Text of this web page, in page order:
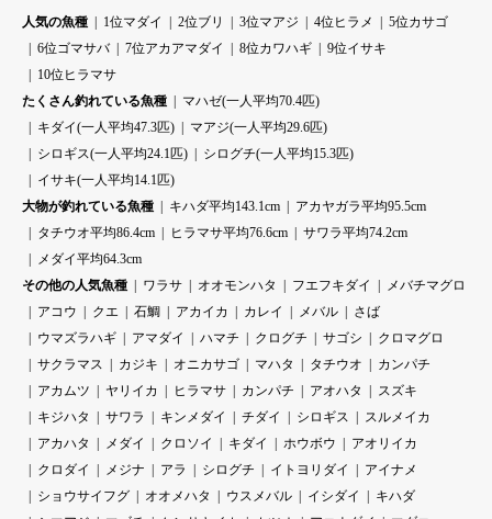
人気の魚種 1位マダイ 2位ブリ 3位マアジ 4位ヒラメ
5位カサゴ
6位ゴマサバ
7位アカアマダイ 8位カワハギ
9位イサキ
10位ヒラマサ
たくさん釣れている魚種
マハゼ(一人平均70.4匹)
キダイ(一人平均47.3匹)
マアジ(一人平均29.6匹)
シロギス(一人平均24.1匹)
シログチ(一人平均15.3匹)
イサキ(一人平均14.1匹)
大物が釣れている魚種
キハダ平均143.1cm
アカヤガラ平均95.5cm
タチウオ平均86.4cm
ヒラマサ平均76.6cm
サワラ平均74.2cm
メダイ平均64.3cm
その他の人気魚種
ワラサ オオモンハタ フエフキダイ
メバチマグロ
アコウ
クエ 石鯛 アカイカ カレイ メバル
さば
ウマズラハギ
アマダイ ハマチ クログチ サゴシ
クロマグロ
サクラマス
カジキ オニカサゴ マハタ タチウオ
カンパチ
アカムツ
ヤリイカ ヒラマサ カンパチ アオハタ
スズキ
キジハタ
サワラ キンメダイ チダイ シロギス
スルメイカ
アカハタ
メダイ クロソイ キダイ ホウボウ
アオリイカ
クロダイ
メジナ アラ シログチ イトヨリダイ
アイナメ
ショウサイフグ
オオメハタ ウスメバル イシダイ
キハダ